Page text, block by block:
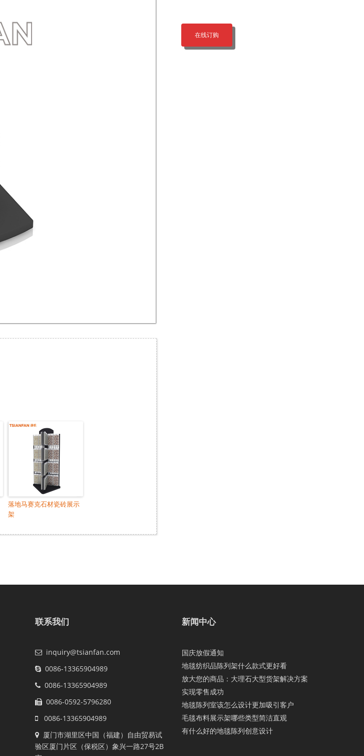
落地马赛克石材瓷砖展示
架
在线订购
联系我们
inquiry@tsianfan.com
0086-13365904989
0086-13365904989
0086-0592-5796280
0086-13365904989
厦门市湖里区中国（福建）自由贸易试
验区厦门片区（保税区）象兴一路27号2B
新闻中心
国庆放假通知
地毯纺织品陈列架什么款式更好看
放大您的商品：大理石大型货架解决方案
实现零售成功
地毯陈列室该怎么设计更加吸引客户
毛毯布料展示架哪些类型简洁直观
有什么好的地毯陈列创意设计